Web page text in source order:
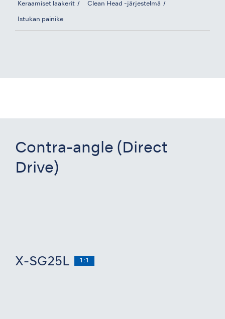
Keraamiset laakerit Clean Head -järjestelmä
Istukan painike
Contra-angle (Direct
Drive)
X-SG25L 1:1